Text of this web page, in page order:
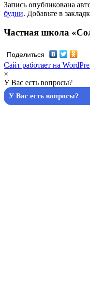
Запись опубликована
будни. Добавьте в
Частная школа
Поделиться
Сайт работает на
×
У Вас есть вопросы?
У Вас есть вопросы?